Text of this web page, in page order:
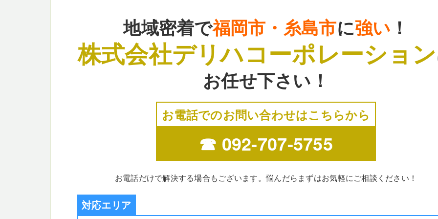
地域密着で福岡市・糸島市に強い ！
株式会社デリハコーポレーション
お任せ下さい！
お電話でのお問い合わせはこちらから
☎ 092-707-5755
お電話だけで解決する場合もございます。悩んだらまずはお気軽にご相談ください！
対応エリア